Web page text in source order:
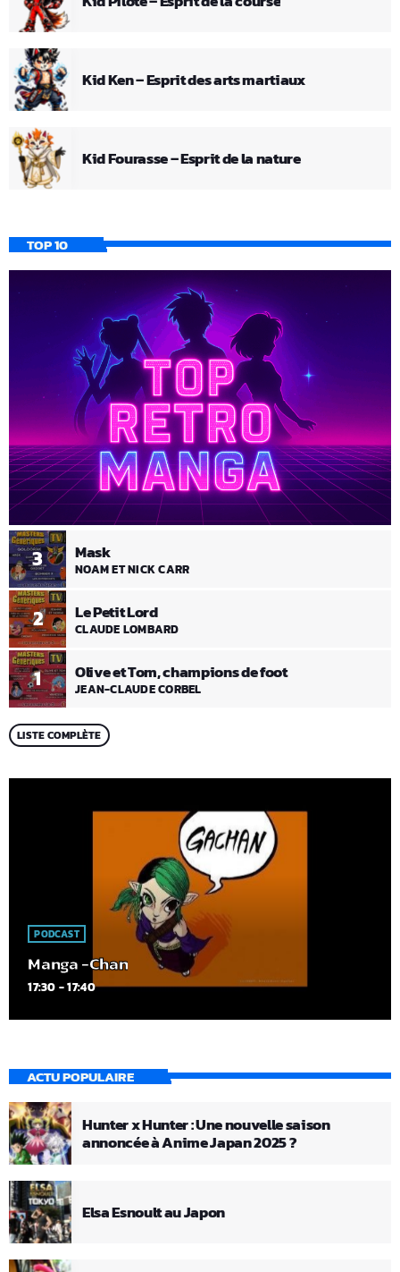
Kid Ken – Esprit des arts martiaux
Kid Fourasse – Esprit de la nature
TOP 10
1 Olive et Tom, champions de foot
JEAN-CLAUDE CORBEL
2 Le Petit Lord
CLAUDE LOMBARD
3 Mask
NOAM ET NICK CARR
LISTE COMPLÈTE
PODCAST
Manga -Chan
17:30 - 17:40
ACTU POPULAIRE
Hunter x Hunter : Une nouvelle saison
annoncée à Anime Japan 2025 ?
Elsa Esnoult au Japon